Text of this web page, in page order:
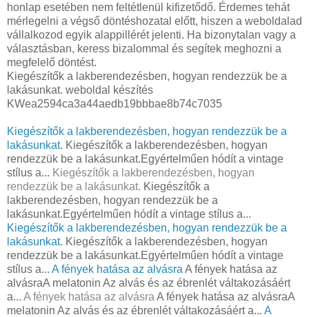
honlap esetében nem feltétlenül kifizetődő. Érdemes tehát
mérlegelni a végső döntéshozatal előtt, hiszen a weboldalad
vállalkozod egyik alappillérét jelenti. Ha bizonytalan vagy a
választásban, keress bizalommal és segítek meghozni a
megfelelő döntést.
Kiegészítők a lakberendezésben, hogyan rendezzük be a
lakásunkat. weboldal készítés
KWea2594ca3a44aedb19bbbae8b74c7035
Kiegészítők a lakberendezésben, hogyan rendezzük be a
lakásunkat. Kiegészítők a lakberendezésben, hogyan
rendezzük be a lakásunkat.Egyértelműen hódít a vintage
stílus a... Kiegészítők a lakberendezésben, hogyan
rendezzük be a lakásunkat. Kiegészítők a
lakberendezésben, hogyan rendezzük be a
lakásunkat.Egyértelműen hódít a vintage stílus a...
Kiegészítők a lakberendezésben, hogyan rendezzük be a
lakásunkat. Kiegészítők a lakberendezésben, hogyan
rendezzük be a lakásunkat.Egyértelműen hódít a vintage
stílus a... A fények hatása az alvásra A fények hatása az
alvásraA melatonin Az alvás és az ébrenlét váltakozásáért
a... A fények hatása az alvásra A fények hatása az alvásraA
melatonin Az alvás és az ébrenlét váltakozásáért a... A